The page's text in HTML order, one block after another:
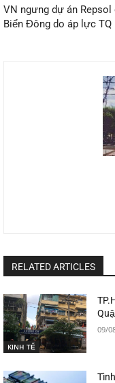
VN ngưng dự án Repsol
Biển Đông do áp lực TQ
RELATED ARTICLES
KINH TẾ
09/